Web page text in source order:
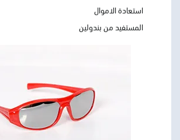
استعادة الاموال
المستفيد من بندولين